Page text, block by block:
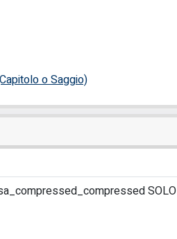
o Saggio)
SOLO